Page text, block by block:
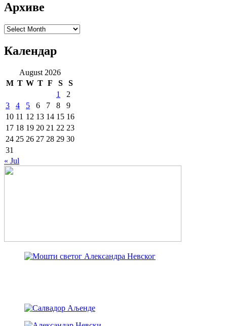
Архиве
Архиве
Календар
August 2026
M T W T F S
S
1
2
3
4 5 6 7 8
9
10 11 12 13 14 15 16
17 18 19 20 21 22 23
24 25 26 27 28 29 30
31
« Jul